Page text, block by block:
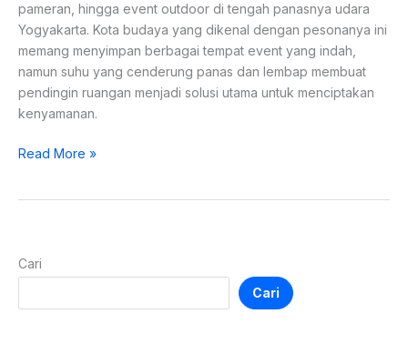
pameran, hingga event outdoor di tengah panasnya udara
Yogyakarta. Kota budaya yang dikenal dengan pesonanya ini
memang menyimpan berbagai tempat event yang indah,
namun suhu yang cenderung panas dan lembap membuat
pendingin ruangan menjadi solusi utama untuk menciptakan
kenyamanan.
Read More »
Cari
Cari